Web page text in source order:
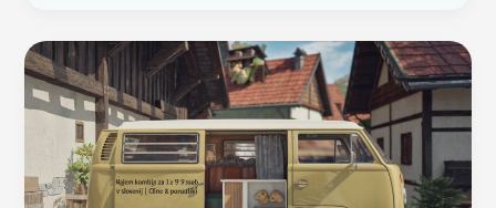
Kampiranje
2026:
Vodnik
za
Slovenijo